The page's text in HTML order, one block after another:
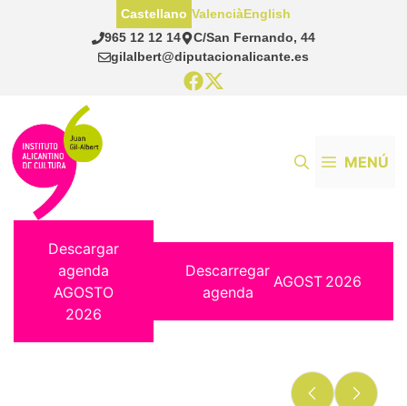
965 12 12 14
C/San Fernando, 44
gilalbert@diputacionalicante.es
Castellano ValenciàEnglish
MENÚ
Descargar
agenda
AGOSTO
2026
Descarregar
agenda
AGOST 2026